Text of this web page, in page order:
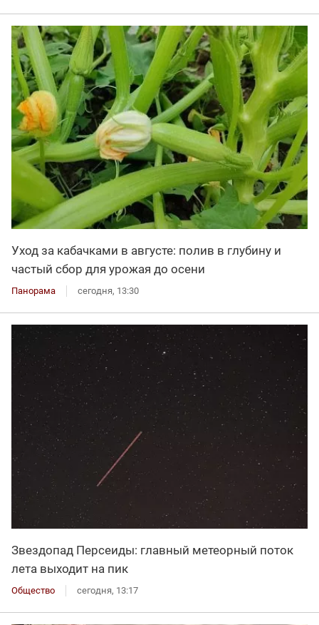
Уход за кабачками в августе: полив в глубину и
частый сбор для урожая до осени
Панорама сегодня, 13:30
Звездопад Персеиды: главный метеорный поток
лета выходит на пик
Общество сегодня, 13:17